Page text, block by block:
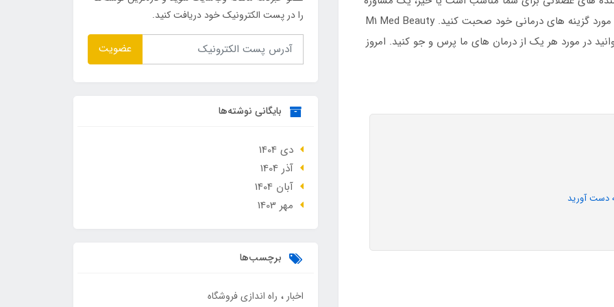
رایگان با پزشکان ما در لندن یا لیورپول رزرو کنید تا در مورد گزینه های درمانی خود صحبت کنید. M1 Med Beauty
در مورد هر یک از درمان های ما پرس و جو کنید. امروز
دست آورید
را در پست الکترونیک خود دریافت کنید.
عضویت
بایگانی نوشته‌ها
دی 1404
آذر 1404
آبان 1404
مهر 1403
برچسب‌ها
اخبار راه اندازی فروشگاه